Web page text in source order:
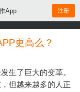
App 注册
更高么？
生了巨大的变革。
但越来越多的人正